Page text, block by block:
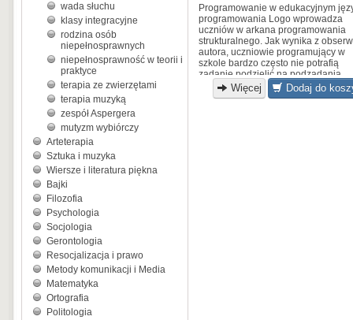
wada słuchu
klasy integracyjne
rodzina osób
niepełnosprawnych
niepełnosprawność w teorii i
praktyce
terapia ze zwierzętami
terapia muzyką
zespół Aspergera
mutyzm wybiórczy
Arteterapia
Sztuka i muzyka
Wiersze i literatura piękna
Bajki
Filozofia
Psychologia
Socjologia
Gerontologia
Resocjalizacja i prawo
Metody komunikacji i Media
Matematyka
Ortografia
Politologia
Programowanie w edukacyjnym
programowania Logo wprowadza
uczniów w arkana programowania
strukturalnego. Jak wynika z
autora, uczniowie programujący w
szkole bardzo często nie potrafią
zadanie podzielić na podzadania.
Programowanie jest przejawem
aktywności matematycznej, a
Więcej Dodaj do